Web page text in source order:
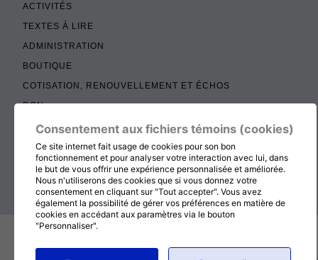
ACTIVITÉS
TEXTES À LIRE
ADMINISTRATION
BOUTIQUE
COTISATION, RENOUVELLEMENT ET ÉCHOS
DON
CONTACTEZ-NOUS
RETOUR AU HAUT DE LA PAGE
© 2026MÉDITATION CHRÉTIENNE
Consentement aux fichiers témoins (cookies)
Ce site internet fait usage de cookies pour son bon
fonctionnement et pour analyser votre interaction avec lui, dans
le but de vous offrir une expérience personnalisée et améliorée.
Nous n'utiliserons des cookies que si vous donnez votre
consentement en cliquant sur "Tout accepter". Vous avez
également la possibilité de gérer vos préférences en matière de
cookies en accédant aux paramètres via le bouton
"Personnaliser".